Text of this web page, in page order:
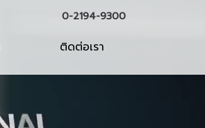
0-2194-9300
ติดต่อเรา